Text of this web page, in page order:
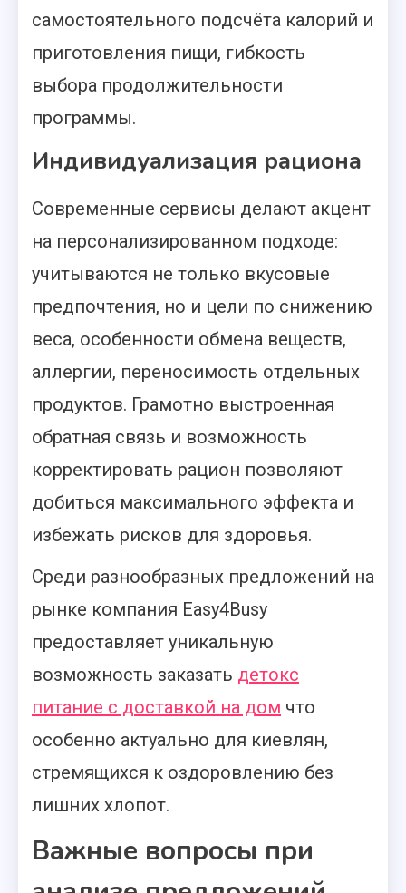
самостоятельного подсчёта калорий и
приготовления пищи, гибкость
выбора продолжительности
программы.
Индивидуализация рациона
Современные сервисы делают акцент
на персонализированном подходе:
учитываются не только вкусовые
предпочтения, но и цели по снижению
веса, особенности обмена веществ,
аллергии, переносимость отдельных
продуктов. Грамотно выстроенная
обратная связь и возможность
корректировать рацион позволяют
добиться максимального эффекта и
избежать рисков для здоровья.
Среди разнообразных предложений на
рынке компания Easy4Busy
предоставляет уникальную
возможность заказать детокс
питание с доставкой на дом что
особенно актуально для киевлян,
стремящихся к оздоровлению без
лишних хлопот.
Важные вопросы при